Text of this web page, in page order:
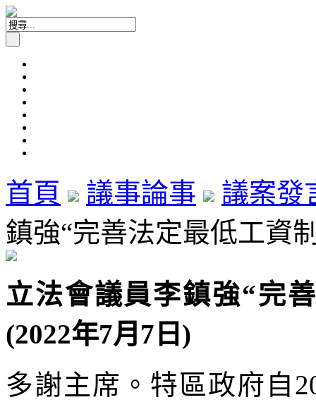
首頁 議事論事
議案發
鎮強“完善法定最低工資
立法會議員李鎮強“完
(2022年7月7日)
多謝主席。特區政府自